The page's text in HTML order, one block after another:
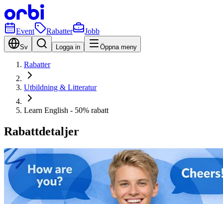
Event Rabatter Jobb
Sv Logga in Öppna meny
Rabatter
Utbildning & Litteratur
Learn English - 50% rabatt
Rabattdetaljer